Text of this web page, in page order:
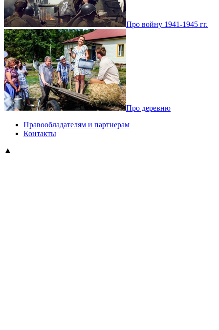
Про войну 1941-1945 гг.
Про деревню
Правообладателям и партнерам
Контакты
▲